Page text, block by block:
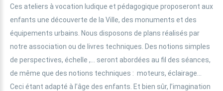
Ces ateliers à vocation ludique et pédagogique proposeront aux
enfants une découverte de la Ville, des monuments et des
équipements urbains. Nous disposons de plans réalisés par
notre association ou de livres techniques. Des notions simples
de perspectives, échelle ,… seront abordées au fil des séances,
de même que des notions techniques : moteurs, éclairage…
Ceci étant adapté à l’âge des enfants. Et bien sûr, l’imagination